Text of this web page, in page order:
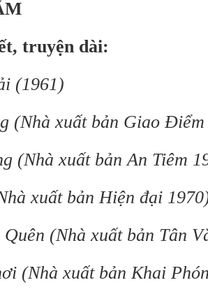
truyện dài:
(1961)
(Nhà xuất bản Giao Điểm
(Nhà xuất bản An Tiêm
xuất bản Hiện đại
(Nhà xuất bản Tân
(Nhà xuất bản Khai